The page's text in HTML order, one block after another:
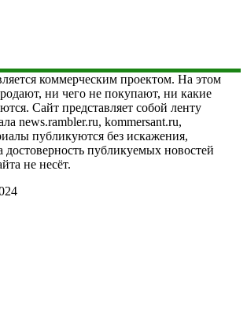
коммерческим проектом. На этом
ни чего не покупают, ни какие
Сайт представляет собой ленту
news.rambler.ru, kommersant.ru,
публикуются без искажения,
достоверность публикуемых новостей
не несёт.